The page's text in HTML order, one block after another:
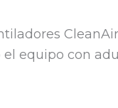
equipo con